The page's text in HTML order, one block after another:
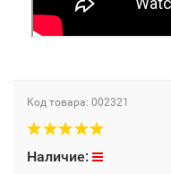
Код товара: 002321
Наличие: